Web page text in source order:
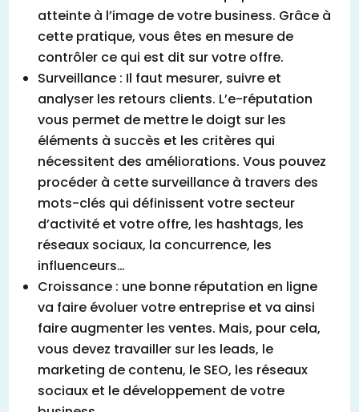
atteinte à l’image de votre business. Grâce à
cette pratique, vous êtes en mesure de
contrôler ce qui est dit sur votre offre.
Surveillance : Il faut mesurer, suivre et
analyser les retours clients. L’e-réputation
vous permet de mettre le doigt sur les
éléments à succès et les critères qui
nécessitent des améliorations. Vous pouvez
procéder à cette surveillance à travers des
mots-clés qui définissent votre secteur
d’activité et votre offre, les hashtags, les
réseaux sociaux, la concurrence, les
influenceurs…
Croissance : une bonne réputation en ligne
va faire évoluer votre entreprise et va ainsi
faire augmenter les ventes. Mais, pour cela,
vous devez travailler sur les leads, le
marketing de contenu, le SEO, les réseaux
sociaux et le développement de votre